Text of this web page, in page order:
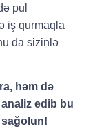
pul
iş qurmaqla
da sizinlə
həm də
edib bu